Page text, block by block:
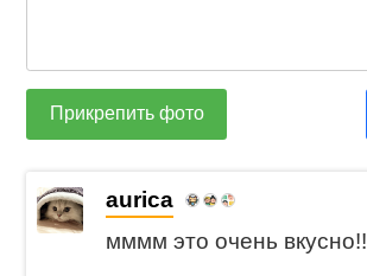
Прикрепить фото
aurica
мммм это очень вкусно!!